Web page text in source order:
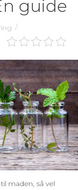
guide
maden, så vel